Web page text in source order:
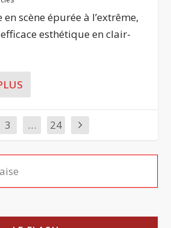
scène épurée à l’extrême,
esthétique en clair-
3 … 24